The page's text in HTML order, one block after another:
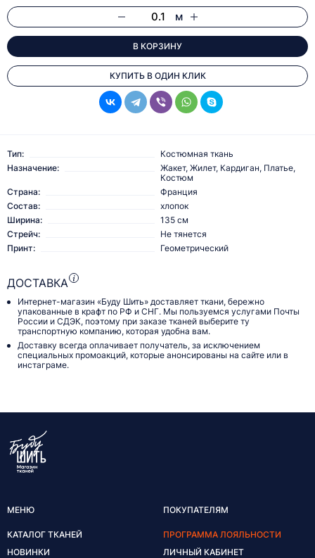
м
В КОРЗИНУ
КУПИТЬ В ОДИН КЛИК
Тип:
Костюмная ткань
Назначение:
Жакет, Жилет, Кардиган, Платье,
Костюм
Страна:
Франция
Состав:
хлопок
Ширина:
135 см
Стрейч:
Не тянется
Принт:
Геометрический
ДОСТАВКА
Интернет-магазин «Буду Шить» доставляет ткани, бережно
упакованные в крафт по РФ и СНГ. Мы пользуемся услугами Почты
России и СДЭК, поэтому при заказе тканей выберите ту
транспортную компанию, которая удобна вам.
Доставку всегда оплачивает получатель, за исключением
специальных промоакций, которые анонсированы на сайте или в
инстаграме.
МЕНЮ
КАТАЛОГ ТКАНЕЙ
НОВИНКИ
ПОКУПАТЕЛЯМ
ПРОГРАММА ЛОЯЛЬНОСТИ
ЛИЧНЫЙ КАБИНЕТ